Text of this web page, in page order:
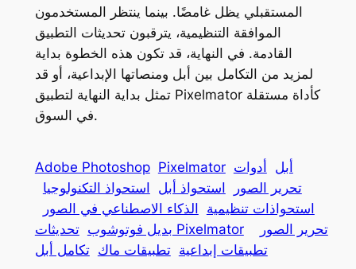
المستقبلي يظل غامضًا. بينما ينتظر المستخدمون
الموافقة التنظيمية، يترقبون تحديثات التطبيق
القادمة. في النهاية، قد تكون هذه الخطوة بداية
لمزيد من التكامل بين أبل ومنصاتها الإبداعية، أو قد
تمثل بداية النهاية لتطبيق Pixelmator كأداة مستقلة
في السوق.
Adobe Photoshop Pixelmator أبل أدوات
تحرير الصور
استحواذ أبل استحواذ التكنولوجيا
استحواذات تنظيمية الذكاء الاصطناعي في الصور
بديل فوتوشوب تحديثات Pixelmator
تحرير الصور
تطبيقات إبداعية تطبيقات ماك تكامل أبل